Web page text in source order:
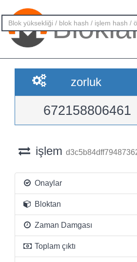
zorluk
672158806461
işlem
Onaylar
Bloktan
Zaman Damgası
Toplam çıktı